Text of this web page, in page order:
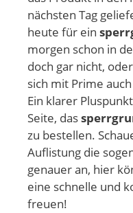
nächsten Tag
heute für ein
morgen schon in
doch gar nicht,
sich mit Prime
Ein klarer
Seite, das
zu bestellen.
Auflistung die
genauer an, hier
eine schnelle und
freuen!